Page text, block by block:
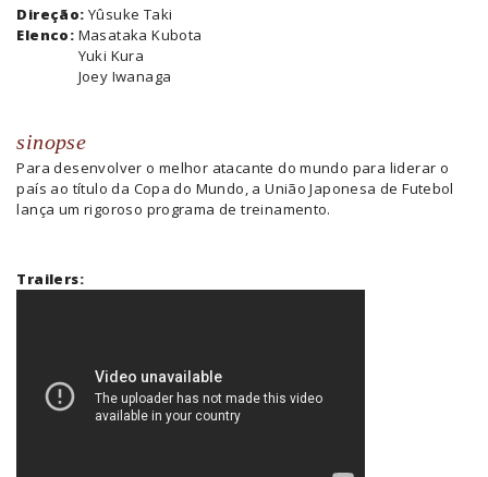
Direção: Yûsuke Taki
Elenco: Masataka Kubota
Yuki Kura
Joey Iwanaga
sinopse
Para desenvolver o melhor atacante do mundo para liderar o
país ao título da Copa do Mundo, a União Japonesa de Futebol
lança um rigoroso programa de treinamento.
Trailers: